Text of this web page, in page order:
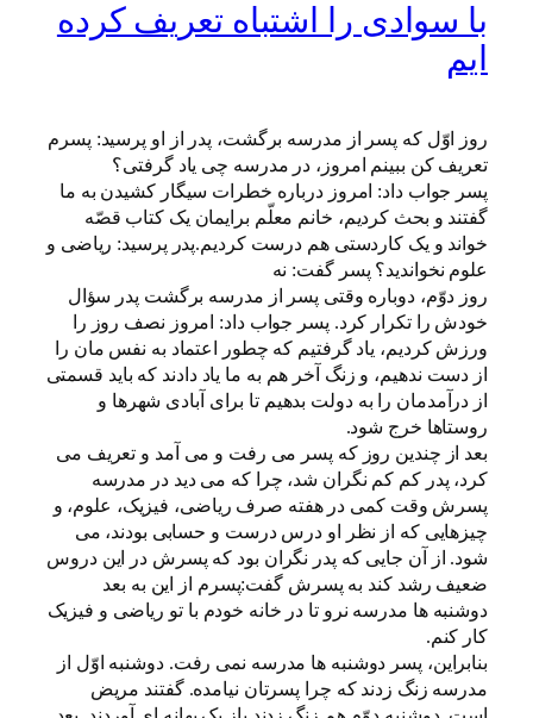
با سوادی را اشتباه تعریف کرده
ایم
روز اوّل که پسر از مدرسه برگشت، پدر از او پرسید: پسرم
تعریف کن ببینم امروز، در مدرسه چی یاد گرفتی؟
پسر جواب داد: امروز درباره خطرات سیگار کشیدن به ما
گفتند و بحث کردیم، خانم معلّم برایمان یک کتاب قصّه
خواند و یک کاردستی هم درست کردیم.پدر پرسید: ریاضی و
علوم نخواندید؟ پسر گفت: نه
روز دوّم، دوباره وقتی پسر از مدرسه برگشت پدر سؤال
خودش را تکرار کرد. پسر جواب داد: امروز نصف روز را
ورزش کردیم، یاد گرفتیم که چطور اعتماد به نفس مان را
از دست ندهیم، و زنگ آخر هم به ما یاد دادند که باید قسمتی
از درآمدمان را به دولت بدهیم تا برای آبادی شهرها و
روستاها خرج شود.
بعد از چندین روز که پسر می رفت و می آمد و تعریف می
کرد، پدر کم کم نگران شد، چرا که می دید در مدرسه
پسرش وقت کمی در هفته صرف ریاضی، فیزیک، علوم، و
چیزهایی که از نظر او درس درست و حسابی بودند، می
شود. از آن جایی که پدر نگران بود که پسرش در این دروس
ضعیف رشد کند به پسرش گفت:پسرم از این به بعد
دوشنبه ها مدرسه نرو تا در خانه خودم با تو ریاضی و فیزیک
کار کنم.
بنابراین، پسر دوشنبه ها مدرسه نمی رفت. دوشنبه اوّل از
مدرسه زنگ زدند که چرا پسرتان نیامده. گفتند مریض